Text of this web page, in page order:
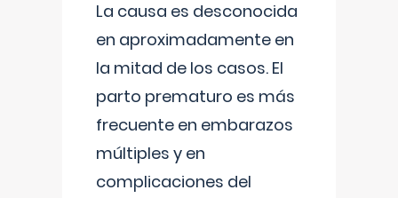
La causa es desconocida
en aproximadamente en
la mitad de los casos. El
parto prematuro es más
frecuente en embarazos
múltiples y en
complicaciones del